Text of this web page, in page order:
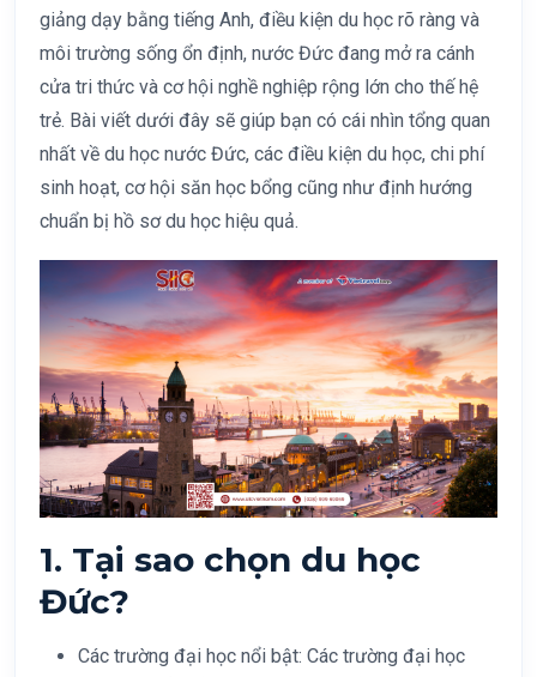
giảng dạy bằng tiếng Anh, điều kiện du học rõ ràng và
môi trường sống ổn định, nước Đức đang mở ra cánh
cửa tri thức và cơ hội nghề nghiệp rộng lớn cho thế hệ
trẻ. Bài viết dưới đây sẽ giúp bạn có cái nhìn tổng quan
nhất về du học nước Đức, các điều kiện du học, chi phí
sinh hoạt, cơ hội săn học bổng cũng như định hướng
chuẩn bị hồ sơ du học hiệu quả.
1. Tại sao chọn du học
Đức?
Các trường đại học nổi bật: Các trường đại học